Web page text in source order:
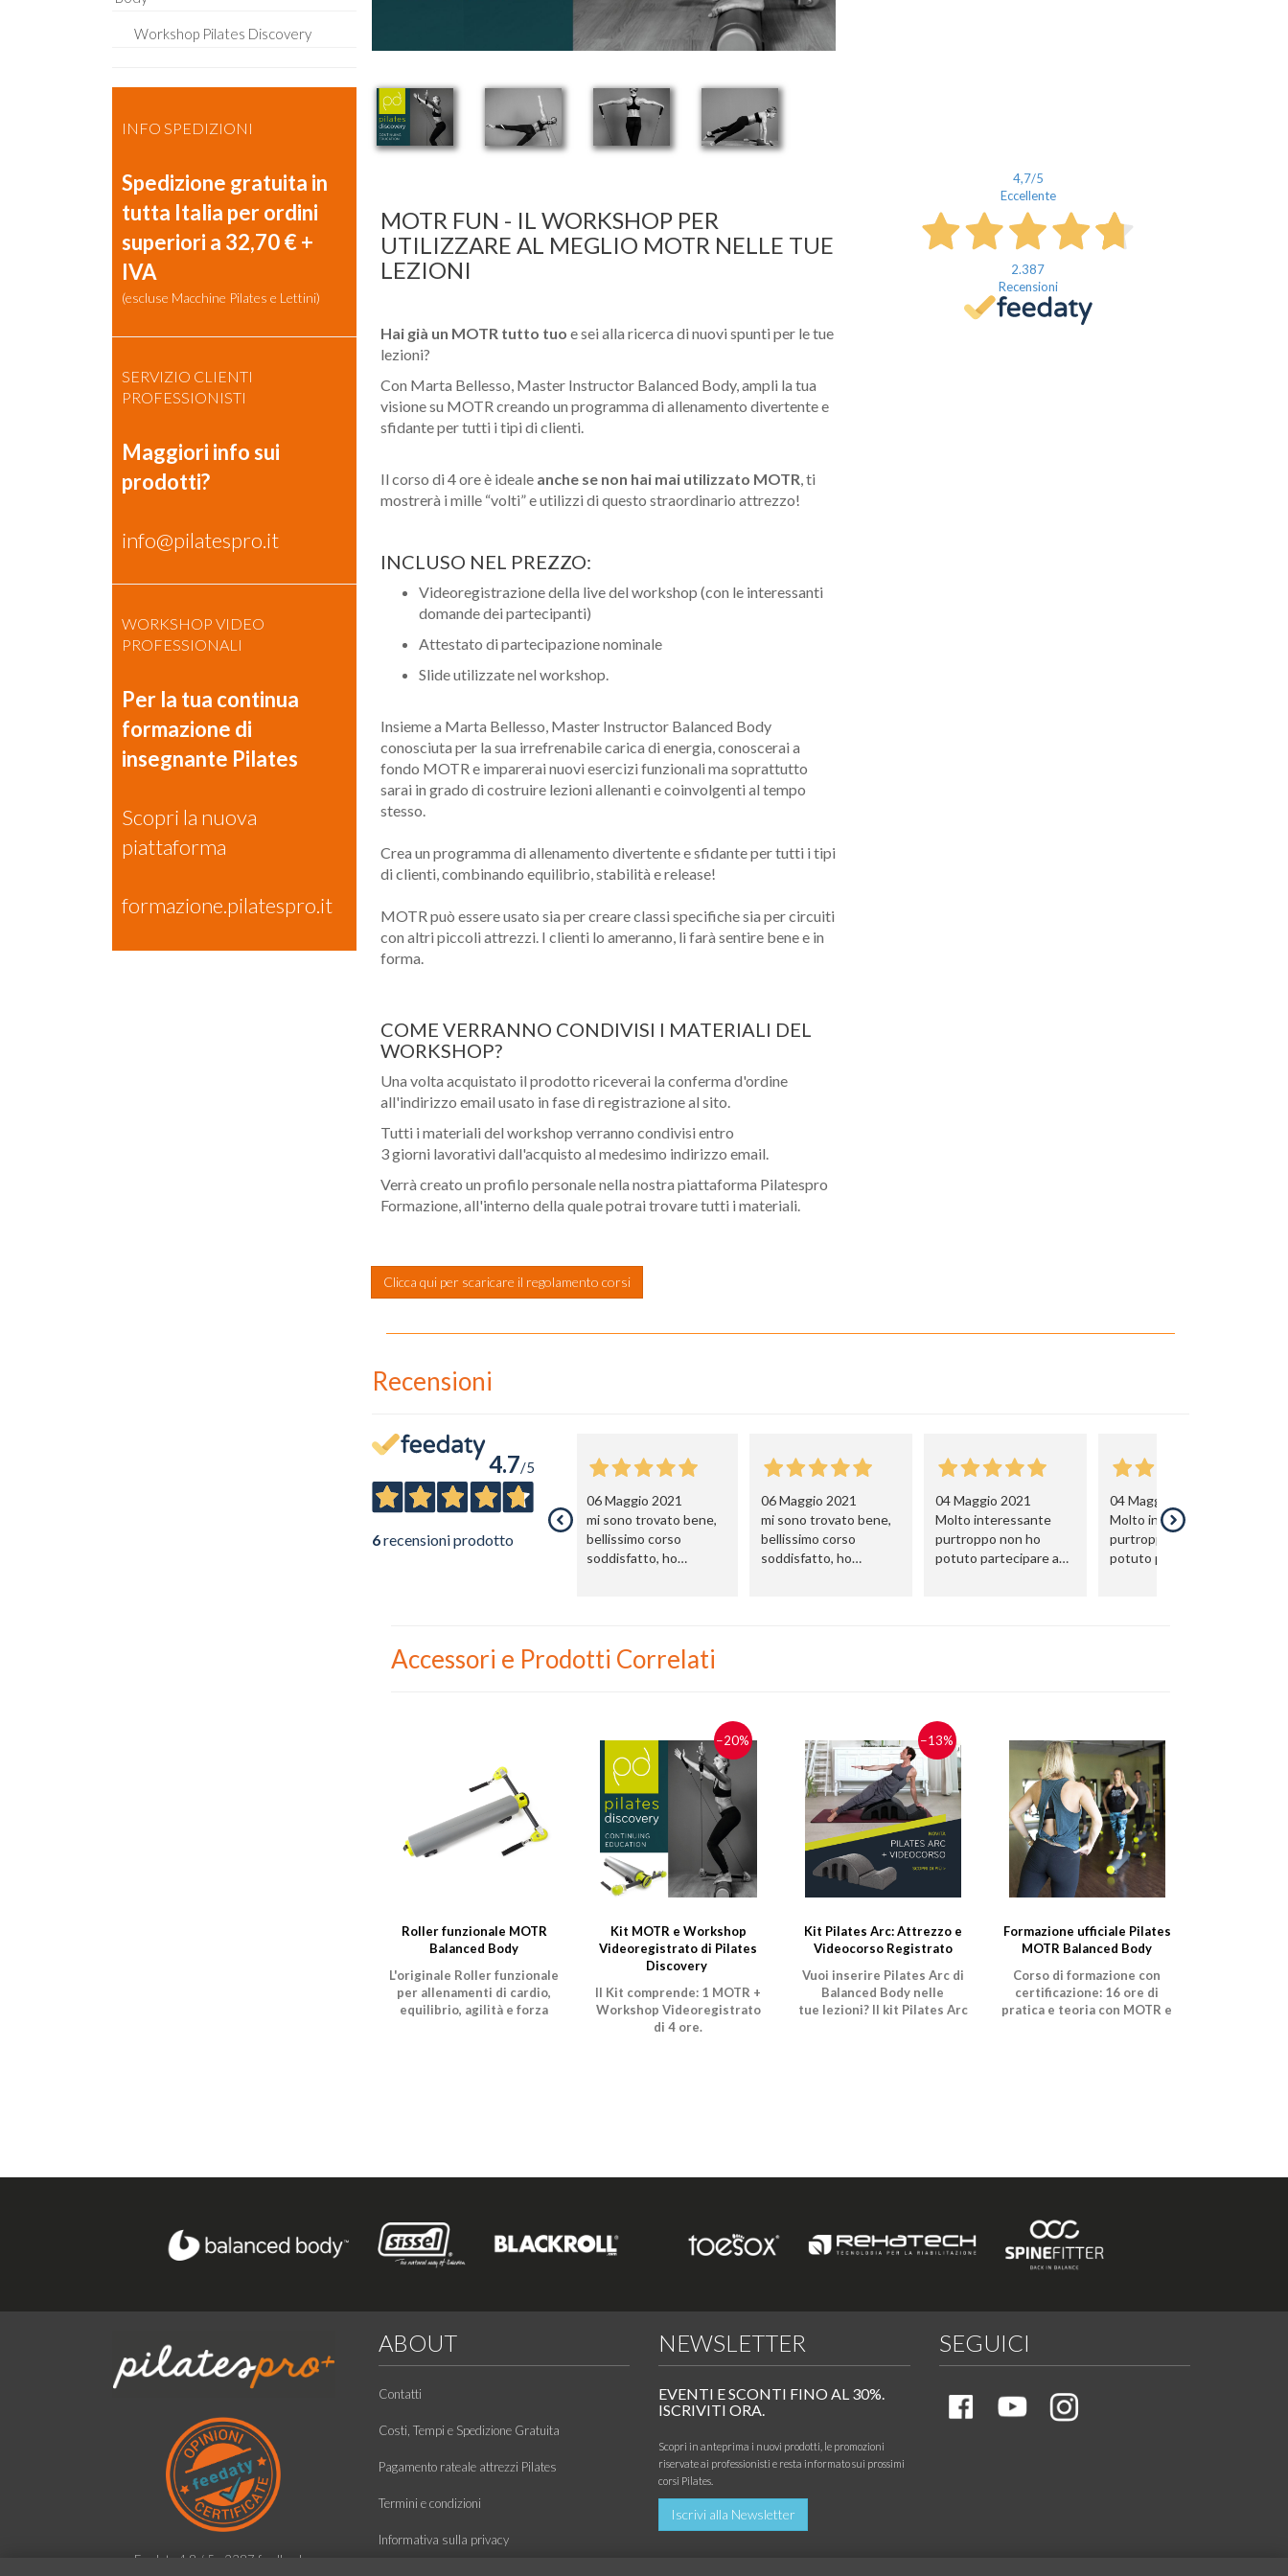
Workshop Pilates Discovery
INFO SPEDIZIONI
Spedizione gratuita in
tutta Italia per ordini
superiori a 32,70 € +
IVA
(escluse Macchine Pilates e Lettini)
SERVIZIO CLIENTI
PROFESSIONISTI
Maggiori info sui
prodotti?
info@pilatespro.it
WORKSHOP VIDEO
PROFESSIONALI
Per la tua continua
formazione di
insegnante Pilates
Scopri la nuova
piattaforma
formazione.pilatespro.it
MOTR FUN - IL WORKSHOP PER
UTILIZZARE AL MEGLIO MOTR NELLE TUE
LEZIONI
Hai già un MOTR tutto tuo e sei alla ricerca di nuovi spunti per le tue
lezioni?
Con Marta Bellesso, Master Instructor Balanced Body, ampli la tua
visione su MOTR creando un programma di allenamento divertente e
sfidante per tutti i tipi di clienti.
Il corso di 4 ore è ideale anche se non hai mai utilizzato MOTR, ti
mostrerà i mille “volti” e utilizzi di questo straordinario attrezzo!
INCLUSO NEL PREZZO:
Videoregistrazione della live del workshop (con le interessanti
domande dei partecipanti)
Attestato di partecipazione nominale
Slide utilizzate nel workshop.
Insieme a Marta Bellesso, Master Instructor Balanced Body
conosciuta per la sua irrefrenabile carica di energia, conoscerai a
fondo MOTR e imparerai nuovi esercizi funzionali ma soprattutto
sarai in grado di costruire lezioni allenanti e coinvolgenti al tempo
stesso.
Crea un programma di allenamento divertente e sfidante per tutti i tipi
di clienti, combinando equilibrio, stabilità e release!
MOTR può essere usato sia per creare classi specifiche sia per circuiti
con altri piccoli attrezzi. I clienti lo ameranno, li farà sentire bene e in
forma.
COME VERRANNO CONDIVISI I MATERIALI DEL
WORKSHOP?
Una volta acquistato il prodotto riceverai la conferma d'ordine
all'indirizzo email usato in fase di registrazione al sito.
Tutti i materiali del workshop verranno condivisi entro
3 giorni lavorativi dall'acquisto al medesimo indirizzo email.
Verrà creato un profilo personale nella nostra piattaforma Pilatespro
Formazione, all'interno della quale potrai trovare tutti i materiali.
Clicca qui per scaricare il regolamento corsi
4,7/5
Eccellente
2.387
Recensioni
Recensioni
4.7/5
6recensioni prodotto
06 Maggio 2021
mi sono trovato bene,
bellissimo corso
soddisfatto, ho
Contentissimo con un
ottima organizzazione
06 Maggio 2021
mi sono trovato bene,
bellissimo corso
soddisfatto, ho
04 Maggio 2021
Molto interessante
purtroppo non ho
potuto partecipare a
04 Maggio 2021
Molto interessante
purtroppo non ho
potuto partecipare a
Accessori e Prodotti Correlati
Roller funzionale MOTR
Balanced Body
L'originale Roller funzionale
per allenamenti di cardio,
equilibrio, agilità e forza
−20%
Kit MOTR e Workshop
Videoregistrato di Pilates
Discovery
Il Kit comprende: 1 MOTR +
Workshop Videoregistrato
di 4 ore.
−13%
Kit Pilates Arc: Attrezzo e
Videocorso Registrato
Vuoi inserire Pilates Arc di
Balanced Body nelle
tue lezioni? Il kit Pilates Arc
Formazione ufficiale Pilates
MOTR Balanced Body
Corso di formazione con
certificazione: 16 ore di
pratica e teoria con MOTR e
Feedaty 4.8 / 5 2387 feedbacks
ABOUT
Contatti
Costi, Tempi e Spedizione Gratuita
Pagamento rateale attrezzi Pilates
Termini e condizioni
Informativa sulla privacy
NEWSLETTER
EVENTI E SCONTI FINO AL 30%.
ISCRIVITI ORA.
Scopri in anteprima i nuovi prodotti, le promozioni
riservate ai professionisti e resta informato sui prossimi
corsi Pilates.
Iscrivi alla Newsletter
SEGUICI